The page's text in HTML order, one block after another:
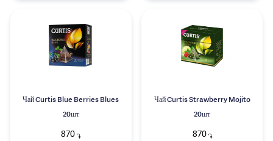
Чай Curtis Blue Berries Blues
20шт
870 ֏
Чай Curtis Strawberry Mojito
20шт
870֏